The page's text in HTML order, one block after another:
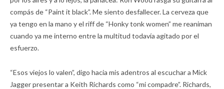
compás de “Paint it black”. Me siento desfallecer. La cerveza que
ya tengo en la mano y el riff de “Honky tonk women” me reaniman
cuando ya me interno entre la multitud todavía agitado por el
esfuerzo.
“Esos viejos lo valen”, digo hacia mis adentros al escuchar a Mick
Jagger presentar a Keith Richards como “mi compadre”. Richards,